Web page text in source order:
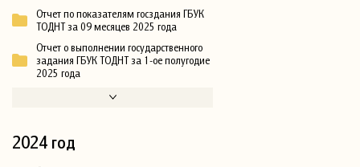
Отчет по показателям госздания ГБУК
ТОДНТ за 09 месяцев 2025 года
Отчет о выполнении государственного
задания ГБУК ТОДНТ за 1-ое полугодие
2025 года
2024 год